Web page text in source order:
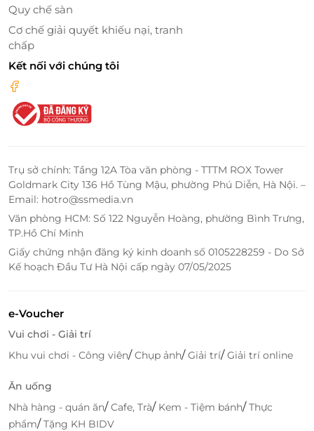
khách hàng
chịu trong suốt quá trình thực hiện.
LifeLink – Nền tảng đặt dịch vụ tiện lợi,
ưu đãi thật
chóng, dùng mã QR xác thực.
Hỗ trợ khách hàng24/7, cam kết hoàn tiền nếu
Giao diện thân thiện, dễ sử dụng trên cả web &
app.
Quy chế sàn
Cơ chế giải quyết khiếu nại, tranh
chấp
Kết nối với chúng tôi
Trụ sở chính: Tầng 12A Tòa văn phòng - TTTM ROX Tower
Goldmark City 136 Hồ Tùng Mậu, phường Phú Diễn, Hà Nội. –
Email: hotro@ssmedia.vn
Văn phòng HCM: Số 122 Nguyễn Hoàng, phường Bình Trưng,
TP.Hồ Chí Minh
Giấy chứng nhận đăng ký kinh doanh số 0105228259 - Do Sở
Kế hoạch Đầu Tư Hà Nội cấp ngày 07/05/2025
e-Voucher
Vui chơi - Giải trí
Khu vui chơi - Công viên/Chụp ảnh/Giải trí/Giải trí online
Ăn uống
Nhà hàng - quán ăn/Cafe, Trà/ Kem - Tiệm bánh/Thực
phẩm/Tặng KH BIDV